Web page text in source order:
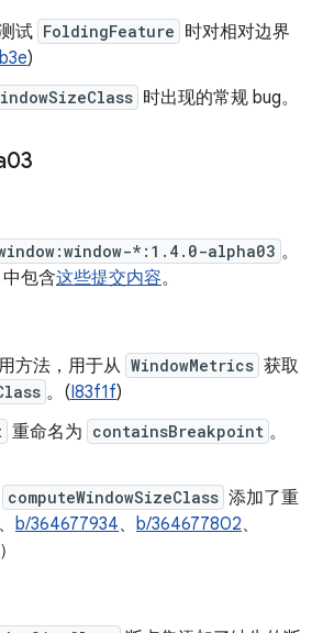
试 FoldingFeature 时对相对边界
)
时出现的常规 bug。
*:1.4.0-alpha03 。
包含这些提交内容。
方法，用于从 WindowMetrics 获取
。(I83f1f)
重命名为 containsBreakpoint 。
computeWindowSizeClass 添加了重
、 b/364677934、 b/364677802、
）